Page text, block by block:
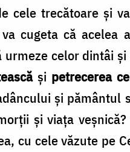
cele trecătoare și
cugeta că
celor dintâi
și petrecerea
și
și viața
cu cele văzute pe